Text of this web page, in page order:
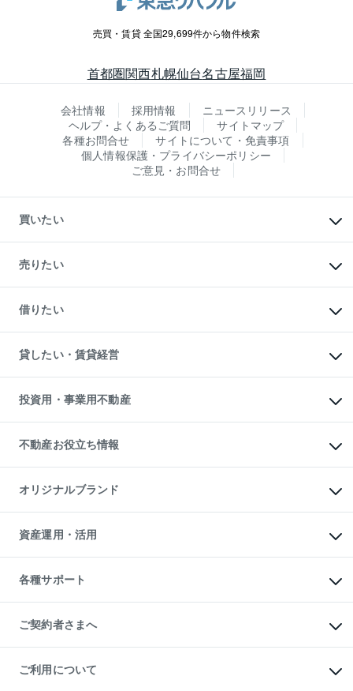
売買・賃貸 全国29,699件から物件検索
首都圏関西札幌仙台名古屋福岡
会社情報 採用情報
ニュースリリース
ヘルプ・よくあるご質問
サイトマップ
各種お問合せ
サイトについて・免責事項
個人情報保護・プライバシーポリシー
ご意見・お問合せ
買いたい
新築・分譲マンションの購入
中古マンションの購入
一戸建ての購入
中古一戸建ての購入
不動産購入の流れ
注目キーワード物件特集
購入ガイド
English 繁体中文簡体中文
売りたい
一戸建ての売却・査定
土地の売却・査定
スピードAI査定
不動産査定について
不動産売却の流れ
不動産買換えの流れ
売却ガイド
借りたい
オフィス・店舗の賃貸
借りるときの流れ
借りるガイド
貸したい・賃貸経営
マンション賃料データ
賃貸管理プラン
リロケーションについて
貸すガイド
投資用・事業用不動産
事業用不動産
マンション投資
投資用マンション
アパート経営
収益物件
ビル購入（ビル一棟）
投資用不動産の売却査定
事業用不動産の売却査定
不動産お役立ち情報
マンションライブラリー
人気マンションランキング
暮らしに役立つ不動産メディア
不動産相場・不動産価格情報
不動産コラム・ニュース
不動産用語集
不動産なんでもネット相談室
住まいの税金
オリジナルブランド
一棟リノベーションマンション
L`GENTE（ルジェンテ）
区分リノベーションマンション
投資用一棟レジデンスWELL
不動産小口投資
LEGACIA（レガシア）
資産運用・活用
不動産M&A
アセットマネジメント・出資
各種サポート
相続サポート
リフォームサポート
ご契約者さまへ
ご紹介・再契約特典
入居者様専用-各種ご案内（賃貸）
ご利用について